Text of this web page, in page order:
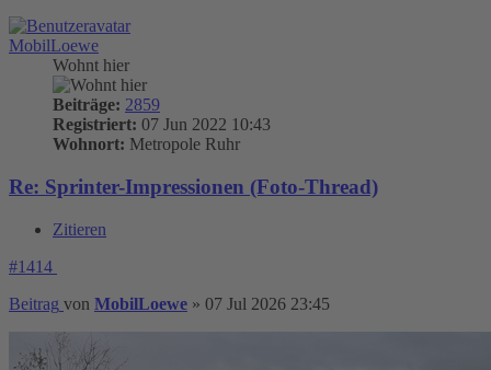
MobilLoewe
Wohnt hier
Beiträge: 2859
Registriert: 07 Jun 2022 10:43
Wohnort: Metropole Ruhr
Re: Sprinter-Impressionen (Foto-Thread)
Zitieren
#1414
Beitrag von MobilLoewe » 07 Jul 2026 23:45